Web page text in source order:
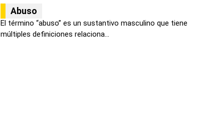
Abuso
El término “abuso” es un sustantivo masculino que tiene
múltiples definiciones relaciona...